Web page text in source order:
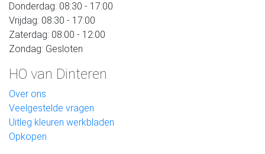
Donderdag: 08:30 - 17:00
Vrijdag: 08:30 - 17:00
Zaterdag: 08:00 - 12:00
Zondag: Gesloten
HO van Dinteren
Over ons
Veelgestelde vragen
Uitleg kleuren werkbladen
Opkopen